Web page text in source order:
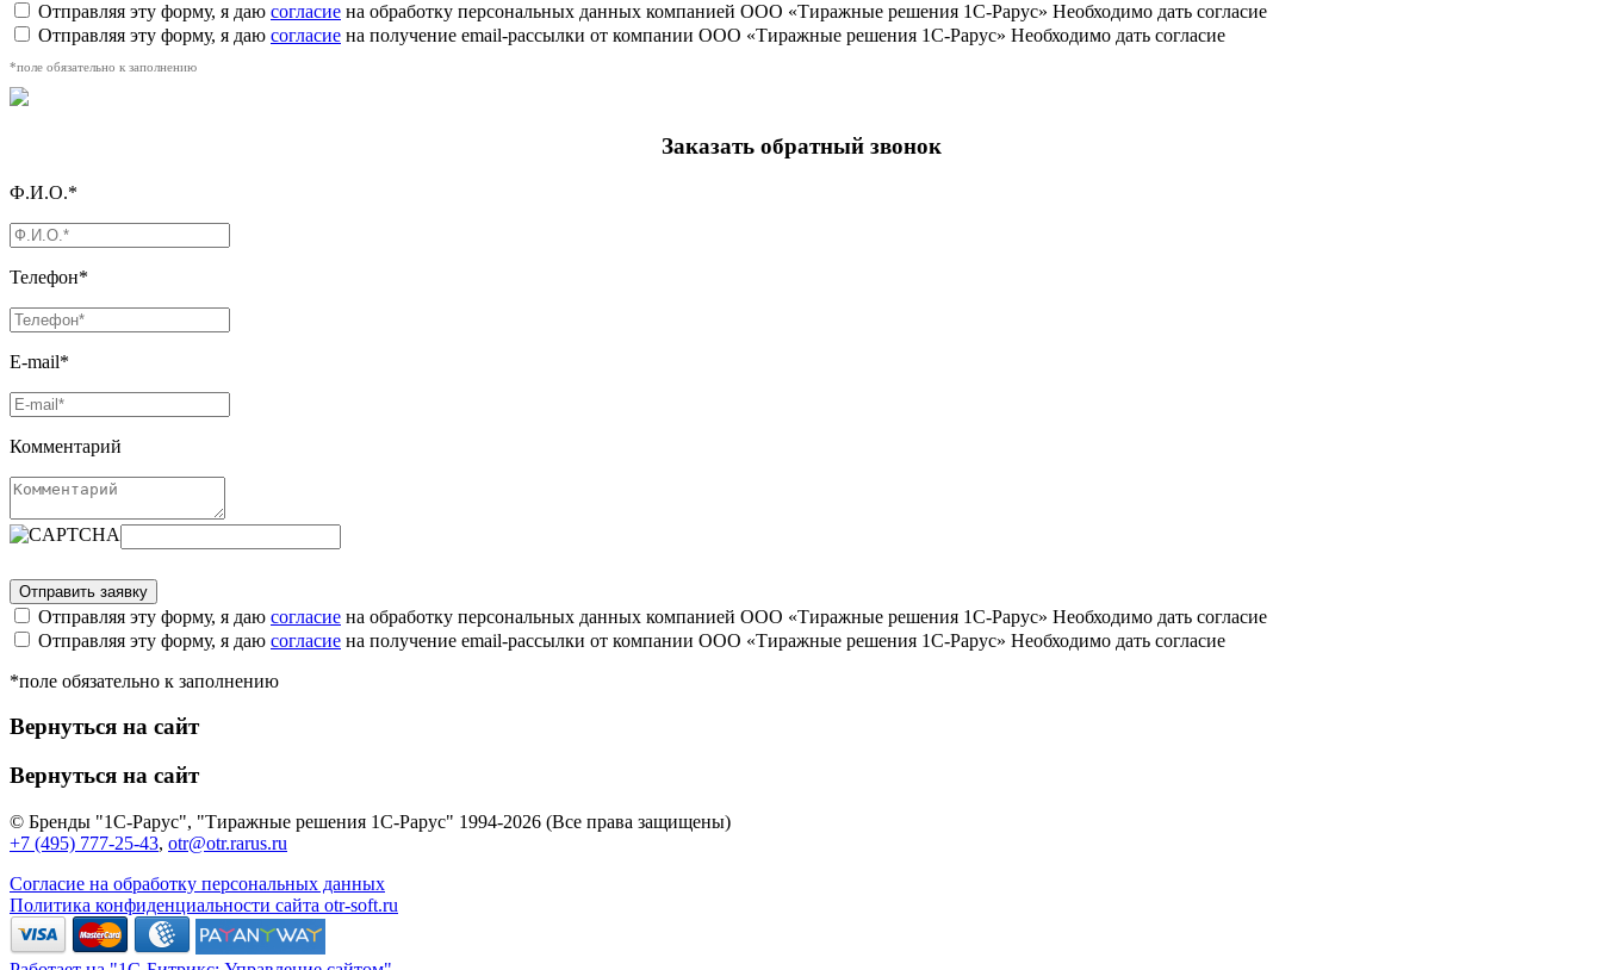
Отправляя эту форму, я даю согласие на обработку персональных данных компанией ООО «Тиражные решения 1С-Рарус» Необходимо дать согласие
Отправляя эту форму, я даю согласие на получение email-рассылки от компании ООО «Тиражные решения 1С-Рарус» Необходимо дать согласие
*поле обязательно к заполнению
Заказать обратный звонок
Ф.И.О.*
Телефон*
E-mail*
Комментарий
Отправляя эту форму, я даю согласие на обработку персональных данных компанией ООО «Тиражные решения 1С-Рарус» Необходимо дать согласие
Отправляя эту форму, я даю согласие на получение email-рассылки от компании ООО «Тиражные решения 1С-Рарус» Необходимо дать согласие
*поле обязательно к заполнению
Вернуться на сайт
Вернуться на сайт
© Бренды "1С-Рарус", "Тиражные решения 1С-Рарус" 1994-2026 (Все права защищены)
+7 (495) 777-25-43, otr@otr.rarus.ru
Согласие на обработку персональных данных
Политика конфиденциальности сайта otr-soft.ru